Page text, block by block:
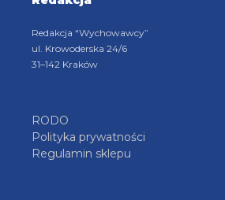
Redakcja “Wychowawcy”
ul. Krowoderska 24/6
31–142 Kraków
RODO
Polityka prywatności
Regulamin sklepu